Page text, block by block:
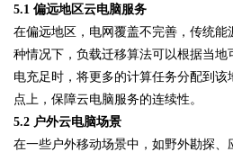
5.1 偏远地区云电脑服务
在偏远地区，电网覆盖不完善，传统能
种情况下，负载迁移算法可以根据当
电充足时，将更多的计算任务分配到
点上，保障云电脑服务的连续性。
5.2 户外云电脑场景
在一些户外移动场景中，如野外勘探